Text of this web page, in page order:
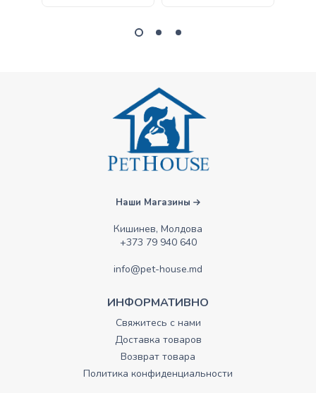
Наши Магазины
Кишинев, Молдова
+373 79 940 640
info@pet-house.md
ИНФОРМАТИВНО
Свяжитесь с нами
Доставка товаров
Возврат товара
Политика конфиденциальности